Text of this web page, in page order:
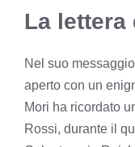
La lettera
Nel suo
aperto con un
Mori ha ricordato
Rossi, durante il